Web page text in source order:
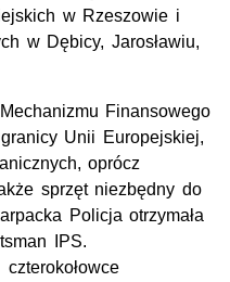
w Rzeszowie i
w Dębicy, Jarosławiu,
Finansowego
Unii Europejskiej,
oprócz
sprzęt niezbędny do
Policja otrzymała
IPS.